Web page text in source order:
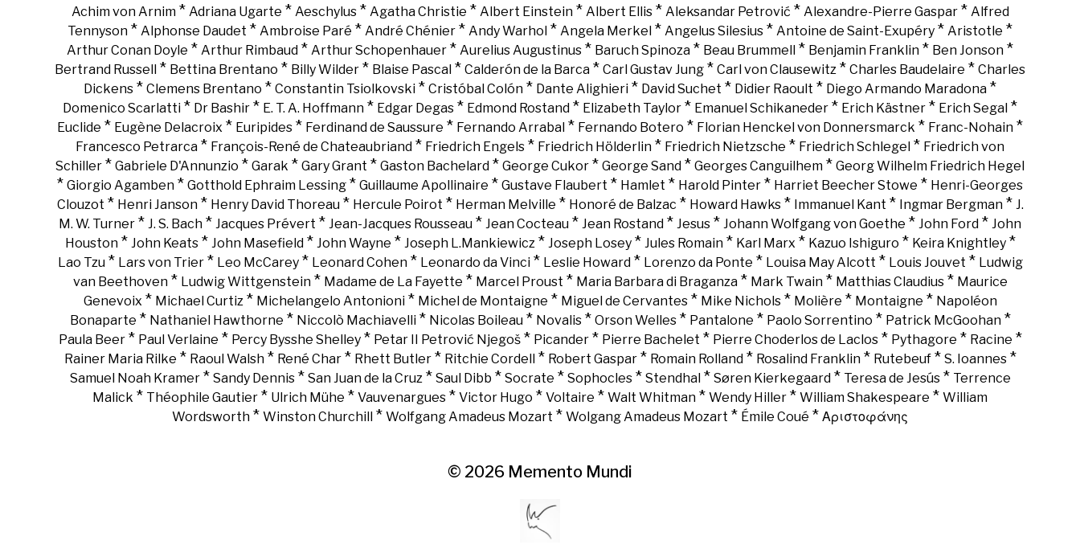
Achim von Arnim* Adriana Ugarte * Aeschylus* Agatha Christie * Albert Einstein* Albert Ellis* Aleksandar Petrović * Alexandre-Pierre Gaspar* Alfred
Tennyson * Alphonse Daudet * Ambroise Paré * André Chénier * Andy Warhol * Angela Merkel * Angelus Silesius * Antoine de Saint-Exupéry * Aristotle *
Arthur Conan Doyle * Arthur Rimbaud * Arthur Schopenhauer * Aurelius Augustinus * Baruch Spinoza * Beau Brummell * Benjamin Franklin * Ben Jonson *
Bertrand Russell * Bettina Brentano * Billy Wilder * Blaise Pascal * Calderón de la Barca * Carl Gustav Jung * Carl von Clausewitz * Charles Baudelaire * Charles
Dickens * Clemens Brentano * Constantin Tsiolkovski * Cristóbal Colón * Dante Alighieri * David Suchet * Didier Raoult * Diego Armando Maradona *
Domenico Scarlatti * Dr Bashir * E. T. A. Hoffmann * Edgar Degas * Edmond Rostand * Elizabeth Taylor * Emanuel Schikaneder * Erich Kästner * Erich Segal *
Euclide * Eugène Delacroix * Euripides * Ferdinand de Saussure * Fernando Arrabal * Fernando Botero * Florian Henckel von Donnersmarck * Franc-Nohain *
Francesco Petrarca * François-René de Chateaubriand * Friedrich Engels * Friedrich Hölderlin * Friedrich Nietzsche * Friedrich Schlegel * Friedrich von
Schiller * Gabriele D'Annunzio * Garak * Gary Grant * Gaston Bachelard * George Cukor * George Sand * Georges Canguilhem * Georg Wilhelm Friedrich Hegel
* Giorgio Agamben * Gotthold Ephraim Lessing * Guillaume Apollinaire * Gustave Flaubert * Hamlet * Harold Pinter * Harriet Beecher Stowe * Henri-Georges
Clouzot * Henri Janson* Henry David Thoreau* Hercule Poirot * Herman Melville * Honoré de Balzac * Howard Hawks* Immanuel Kant * Ingmar Bergman* J.
M. W. Turner * J. S. Bach * Jacques Prévert * Jean-Jacques Rousseau * Jean Cocteau * Jean Rostand * Jesus * Johann Wolfgang von Goethe * John Ford * John
Houston* John Keats* John Masefield* John Wayne * Joseph L.Mankiewicz* Joseph Losey* Jules Romain* Karl Marx * Kazuo Ishiguro * Keira Knightley*
Lao Tzu* Lars von Trier* Leo McCarey* Leonard Cohen* Leonardo da Vinci* Leslie Howard* Lorenzo da Ponte * Louisa May Alcott * Louis Jouvet * Ludwig
van Beethoven* Ludwig Wittgenstein* Madame de La Fayette * Marcel Proust * Maria Barbara di Braganza* Mark Twain* Matthias Claudius* Maurice
Genevoix * Michael Curtiz* Michelangelo Antonioni* Michel de Montaigne * Miguel de Cervantes* Mike Nichols* Molière * Montaigne * Napoléon
Bonaparte * Nathaniel Hawthorne * Niccolò Machiavelli* Nicolas Boileau* Novalis* Orson Welles* Pantalone * Paolo Sorrentino * Patrick McGoohan*
Paula Beer* Paul Verlaine * Percy Bysshe Shelley* Petar II Petrović Njegoš* Picander* Pierre Bachelet * Pierre Choderlos de Laclos* Pythagore * Racine *
Rainer Maria Rilke * Raoul Walsh* René Char* Rhett Butler* Ritchie Cordell * Robert Gaspar* Romain Rolland* Rosalind Franklin* Rutebeuf* S. Ioannes*
Samuel Noah Kramer* Sandy Dennis* San Juan de la Cruz* Saul Dibb * Socrate * Sophocles* Stendhal* Søren Kierkegaard* Teresa de Jesús* Terrence
Malick * Théophile Gautier * Ulrich Mühe * Vauvenargues * Victor Hugo * Voltaire * Walt Whitman * Wendy Hiller * William Shakespeare * William
Wordsworth * Winston Churchill * Wolfgang Amadeus Mozart * Wolgang Amadeus Mozart * Émile Coué * Αριστοφάνης
© 2026 Memento Mundi